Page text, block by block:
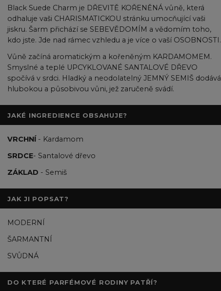
Black Suede Charm je DŘEVITĚ KOŘENĚNÁ vůně, která
odhaluje vaši CHARISMATICKOU stránku umocňující vaši
jiskru. Šarm přichází se SEBEVĚDOMÍM a vědomím toho,
kdo jste. Jde nad rámec vzhledu a je více o vaší OSOBNOSTI.
Vůně začíná aromatickým a kořeněným KARDAMOMEM.
Smyslné a teplé UPCYKLOVANÉ SANTALOVÉ DŘEVO
spočívá v srdci. Hladký a neodolatelný JEMNÝ SEMIŠ dodává
hlubokou a působivou vůni, jež zaručeně svádí.
JAKÉ INGREDIENCE OBSAHUJE?
VRCHNÍ - Kardamom
SRDCE- Santalové dřevo
ZÁKLAD - Semiš
JAK JI POPSAT?
MODERNÍ
ŠARMANTNÍ
SVŮDNÁ
DO KTERÉ PARFÉMOVÉ RODINY PATŘÍ?